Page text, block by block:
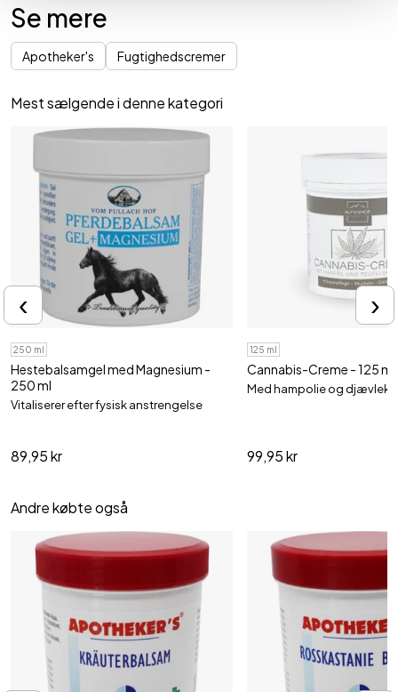
Se mere
Apotheker's Fugtighedscremer
Mest sælgende i denne kategori
250 ml
Hestebalsamgel med Magnesium -
250 ml
Vitaliserer efter fysisk anstrengelse
89,95 kr
125 ml
Cannabis-Creme - 125 ml
Med hampolie og
99,95 kr
‹ ›
Andre købte også